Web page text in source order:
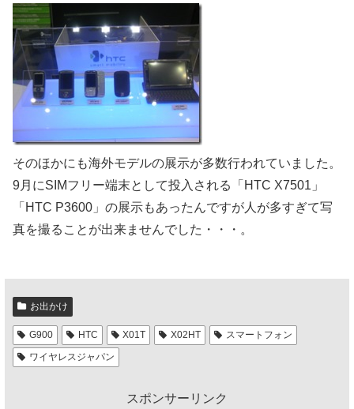
そのほかにも海外モデルの展示が多数行われていました。
9月にSIMフリー端末として投入される「HTC X7501」
「HTC P3600」の展示もあったんですが人が多すぎて写
真を撮ることが出来ませんでした・・・。
お出かけ
G900 HTC X01T X02HT
スマートフォン
ワイヤレスジャパン
スポンサーリンク